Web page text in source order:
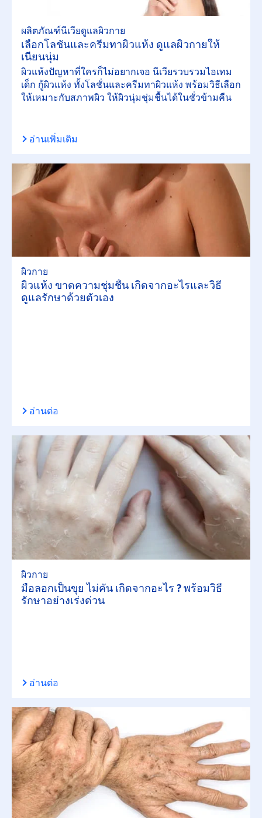
ผลิตภัณฑ์นีเวียดูแลผิวกาย
เลือกโลชั่นและครีมทาผิวแห้ง ดูแลผิวกายให้
เนียนนุ่ม
ผิวแห้งปัญหาที่ใครก็ไม่อยากเจอ นีเวียรวบรวมไอเทม
เด็ก กู้ผิวแห้ง ทั้งโลชั่นและครีมทาผิวแห้ง พร้อมวิธีเลือก
ให้เหมาะกับสภาพผิว ให้ผิวนุ่มชุ่มชื้นได้ในชั่วข้ามคืน
อ่านเพิ่มเติม
ผิวกาย
ผิวแห้ง ขาดความชุ่มชื้น เกิดจากอะไรและวิธี
ดูแลรักษาด้วยตัวเอง
อ่านต่อ
ผิวกาย
มือลอกเป็นขุย ไม่คัน เกิดจากอะไร ? พร้อมวิธี
รักษาอย่างเร่งด่วน
อ่านต่อ